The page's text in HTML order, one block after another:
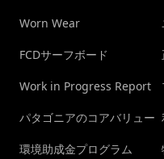
Worn Wear
FCDサーフボード
Work in Progress Report
パタゴニアのコアバリュー
環境助成金プログラム